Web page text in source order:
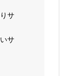
サ
サ